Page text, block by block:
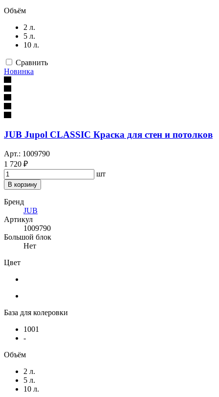
Объём
2 л.
5 л.
10 л.
Сравнить
Новинка
JUB Jupol CLASSIC Краска для стен и потолков
Арт.: 1009790
1 720 ₽
шт
В корзину
Бренд
JUB
Артикул
1009790
Большой блок
Нет
Цвет
База для колеровки
1001
-
Объём
2 л.
5 л.
10 л.